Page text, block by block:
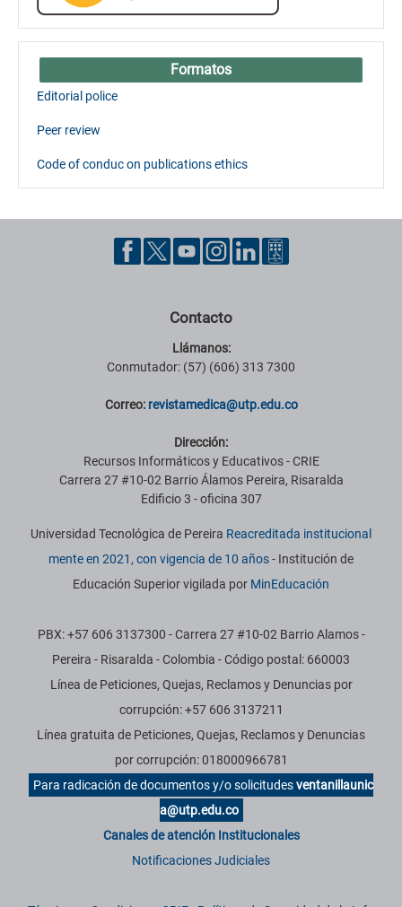
Formatos
Editorial police
Peer review
Code of conduc on publications ethics
Contacto
Llámanos:
Conmutador: (57) (606) 313 7300
Correo: revistamedica@utp.edu.co
Dirección:
Recursos Informáticos y Educativos - CRIE
Carrera 27 #10-02 Barrio Álamos Pereira, Risaralda
Edificio 3 - oficina 307
Universidad Tecnológica de Pereira Reacreditada institucional
mente en 2021, con vigencia de 10 años- Institución de
Educación Superior vigilada por MinEducación
PBX: +57 606 3137300 - Carrera 27 #10-02 Barrio Alamos -
Pereira - Risaralda - Colombia - Código postal: 660003
Línea de Peticiones, Quejas, Reclamos y Denuncias por
corrupción: +57 606 3137211
Línea gratuita de Peticiones, Quejas, Reclamos y Denuncias
por corrupción: 018000966781
Para radicación de documentos y/o solicitudesventanillaunic
a@utp.edu.co
Canales de atención Institucionales
Notificaciones Judiciales